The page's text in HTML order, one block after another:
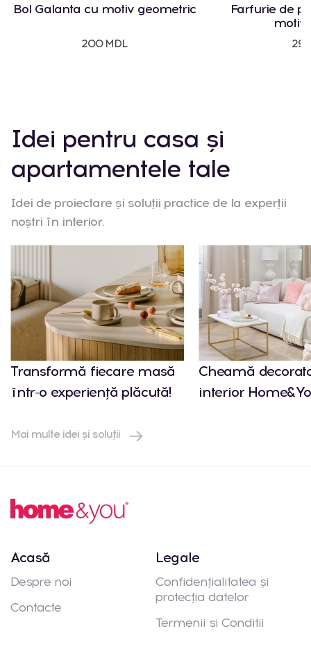
Bol Galanta cu motiv geometric
200 MDL
Farfurie de
motiv
Idei pentru casa și
apartamentele tale
Idei de proiectare și soluții practice de la experții
noștri în interior.
Transformă fiecare masă
într-o experiență plăcută!
Cheamă
interior
Mai multe idei și soluții
Acasă
Despre noi
Contacte
Legale
Confidențialitatea și
protecția datelor
Termenii si Conditii